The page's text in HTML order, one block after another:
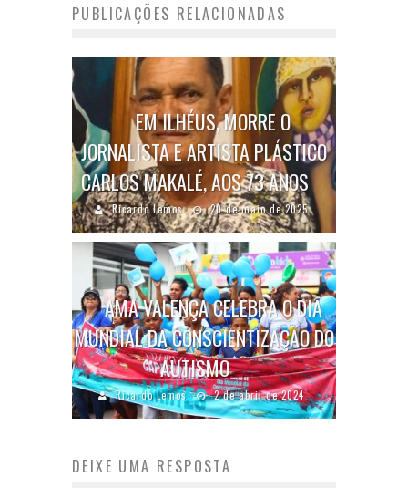
PUBLICAÇÕES RELACIONADAS
EM ILHÉUS, MORRE O
JORNALISTA E ARTISTA PLÁSTICO
CARLOS MAKALÉ, AOS 73 ANOS
Ricardo Lemos 20 de maio de 2025
AMA VALENÇA CELEBRA O DIA
MUNDIAL DA CONSCIENTIZAÇÃO DO
AUTISMO
Ricardo Lemos 2 de abril de 2024
DEIXE UMA RESPOSTA